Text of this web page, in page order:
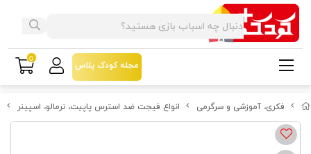
فکری، آموزشی و سرگرمی انواع فیجت ضد استرس پاپیت، نرمالو، اسپینر
مجله کودک پلاس
0